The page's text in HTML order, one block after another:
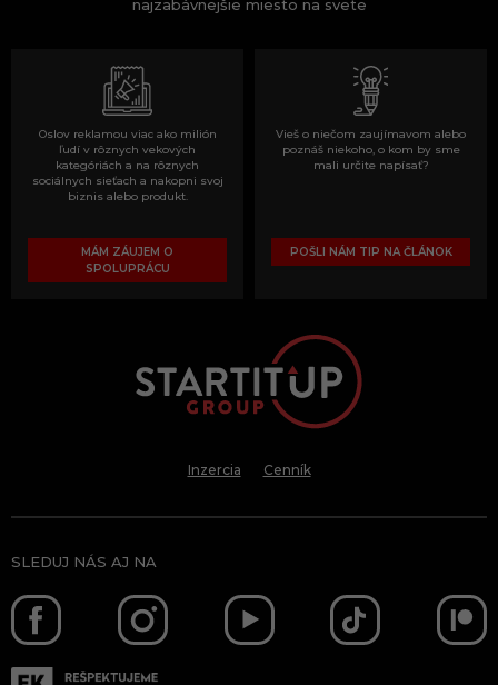
najzabávnejšie miesto na svete
Oslov reklamou viac ako milión
ľudí v rôznych vekových
kategóriách a na rôznych
sociálnych sieťach a nakopni svoj
biznis alebo produkt.
MÁM ZÁUJEM O
SPOLUPRÁCU
Vieš o niečom zaujímavom alebo
poznáš niekoho, o kom by sme
mali určite napísať?
POŠLI NÁM TIP NA ČLÁNOK
Inzercia Cenník
SLEDUJ NÁS AJ NA